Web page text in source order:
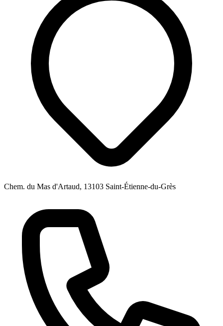
Chem. du Mas d'Artaud, 13103 Saint-Étienne-du-Grès